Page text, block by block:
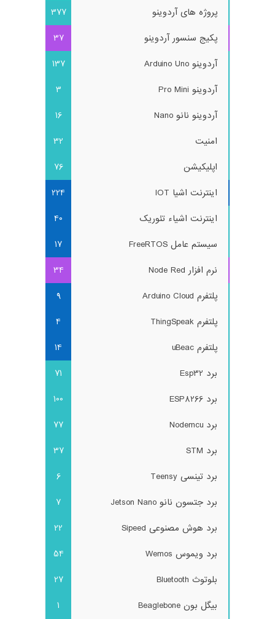
پروژه های آردوینو
377
پکیج سنسور آردوینو
37
آردوینو Arduino Uno
137
آردوینو Pro Mini
3
آردوینو نانو Nano
16
امنیت
32
اپلیکیشن
76
اینترنت اشیا IOT
224
اینترنت اشیاء تئوریک
40
سیستم عامل FreeRTOS
17
نرم افزار Node Red
34
پلتفرم Arduino Cloud
9
پلتفرم ThingSpeak
4
پلتفرم uBeac
14
برد Esp32
71
برد ESP8266
100
برد Nodemcu
77
برد STM
37
برد تینسی Teensy
6
برد جتسون نانو Jetson Nano
7
برد هوش مصنوعی Sipeed
22
برد ویموس Wemos
54
بلوتوث Bluetooth
27
بیگل بون Beaglebone
1